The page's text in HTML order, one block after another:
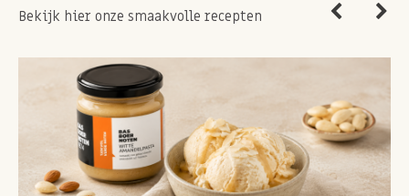
Bekijk hier onze smaakvolle recepten